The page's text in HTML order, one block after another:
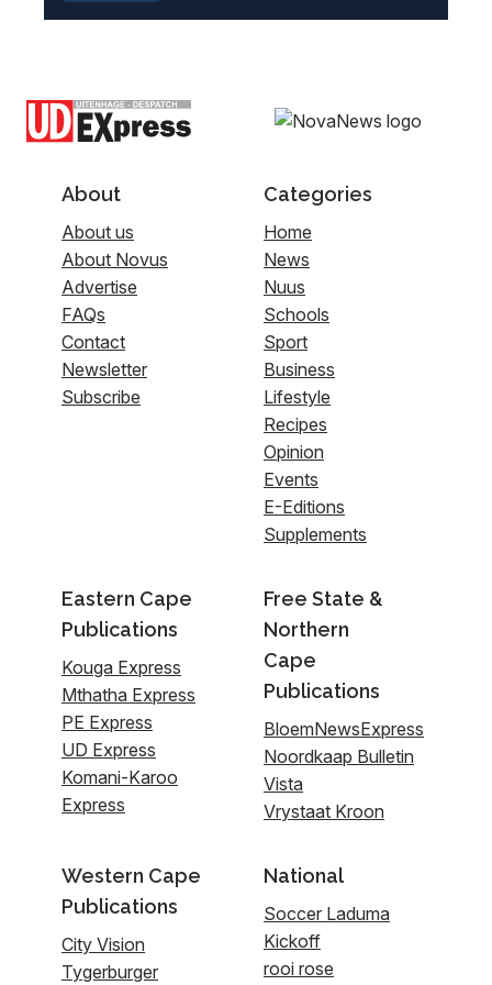
About
About us
About Novus
Advertise
FAQs
Contact
Newsletter
Subscribe
Categories
Home
News
Nuus
Schools
Sport
Business
Lifestyle
Recipes
Opinion
Events
E-Editions
Supplements
Eastern Cape
Publications
Kouga Express
Mthatha Express
PE Express
UD Express
Komani-Karoo
Express
Free State &
Northern
Cape
Publications
BloemNewsExpress
Noordkaap Bulletin
Vista
Vrystaat Kroon
Western Cape
Publications
City Vision
Tygerburger
National
Soccer Laduma
Kickoff
rooi rose